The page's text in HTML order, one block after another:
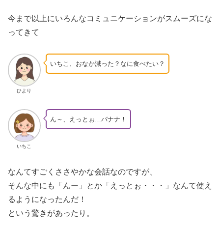
今まで以上にいろんなコミュニケーションがスムーズにな
ってきて
ひより
いちこ、おなか減った？なに食べたい？
いちこ
ん～、えっとぉ…バナナ！
なんてすごくささやかな会話なのですが、
そんな中にも「んー」とか「えっとぉ・・・」なんて使え
るようになったんだ！
という驚きがあったり。